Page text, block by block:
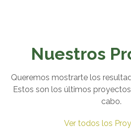
Nuestros
Queremos mostrarte los
Estos son los últimos
cabo.
Ver todos los